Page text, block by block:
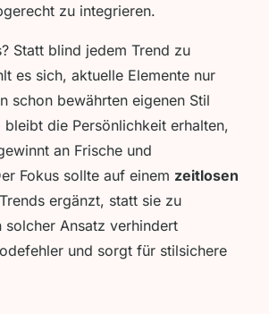
zu integrieren.
Statt blind jedem Trend zu
es sich, aktuelle Elemente nur
schon bewährten eigenen Stil
bleibt die Persönlichkeit erhalten,
an Frische und
Fokus sollte auf einem zeitlosen
ergänzt, statt sie zu
solcher Ansatz verhindert
und sorgt für stilsichere